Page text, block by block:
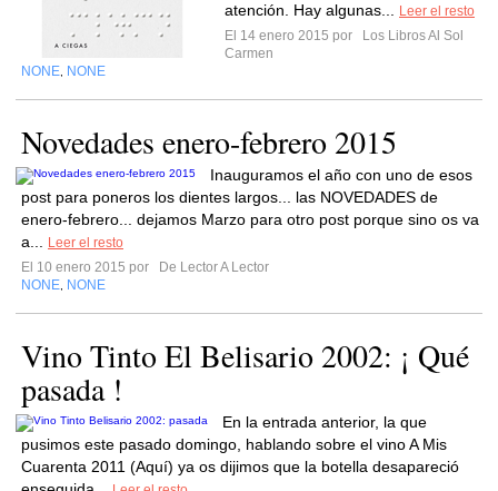
atención. Hay algunas...
Leer el resto
El 14 enero 2015 por
Los Libros Al Sol
Carmen
NONE NONE
Novedades enero-febrero 2015
Inauguramos el año con uno de esos
post para poneros los dientes largos... las NOVEDADES de
enero-febrero... dejamos Marzo para otro post porque sino os va
a...
Leer el resto
El 10 enero 2015 por
De Lector A Lector
NONE NONE
Vino Tinto El Belisario 2002: ¡ Qué
pasada !
En la entrada anterior, la que
pusimos este pasado domingo, hablando sobre el vino A Mis
Cuarenta 2011 (Aquí) ya os dijimos que la botella desapareció